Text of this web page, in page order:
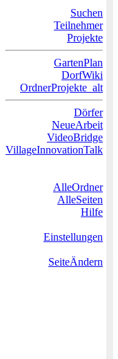
Suchen
Teilnehmer
Projekte
GartenPlan
DorfWiki
OrdnerProjekte_alt
Dörfer
NeueArbeit
VideoBridge
VillageInnovationTalk
AlleOrdner
AlleSeiten
Hilfe
Einstellungen
SeiteÄndern